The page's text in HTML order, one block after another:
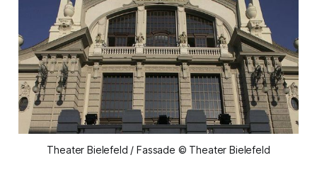
Theater Bielefeld / Fassade © Theater Bielefeld